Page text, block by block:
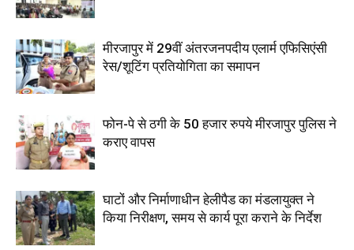
मीरजापुर में 29वीं अंतरजनपदीय एलार्म एफिसिएंसी
रेस/शूटिंग प्रतियोगिता का समापन
फोन-पे से ठगी के 50 हजार रुपये मीरजापुर पुलिस ने
कराए वापस
घाटों और निर्माणाधीन हेलीपैड का मंडलायुक्त ने
किया निरीक्षण, समय से कार्य पूरा कराने के निर्देश